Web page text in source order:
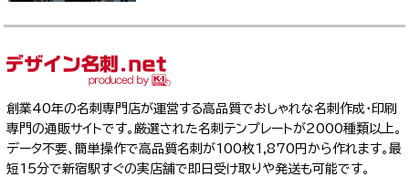
創業40年の名刺専門店が運営する高品質でおしゃれな名刺作成・印刷
専門の通販サイトです。厳選された名刺テンプレートが2000種類以上。
データ不要、簡単操作で高品質名刺が100枚1,870円から作れます。最
短15分で新宿駅すぐの実店舗で即日受け取りや発送も可能です。